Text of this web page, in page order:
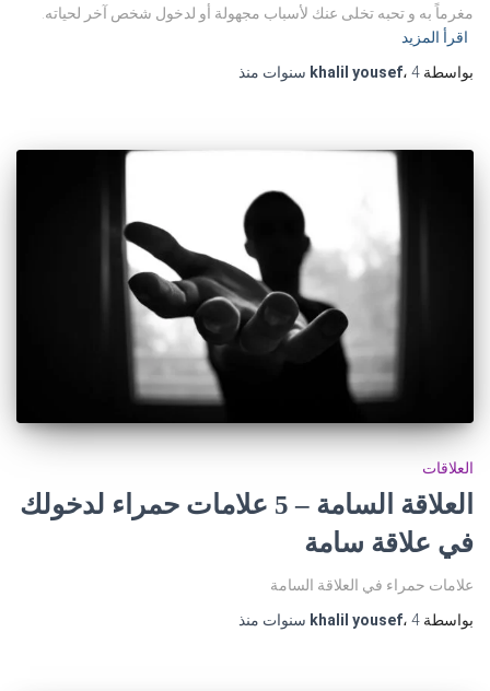
مغرماً به و تحبه تخلى عنك لأسباب مجهولة أو لدخول شخص آخر لحياته.
اقرأ المزيد
بواسطة
khalil yousef، 4 سنوات منذ
العلاقات
العلاقة السامة – 5 علامات حمراء لدخولك
في علاقة سامة
علامات حمراء في العلاقة السامة
بواسطة
khalil yousef، 4 سنوات منذ